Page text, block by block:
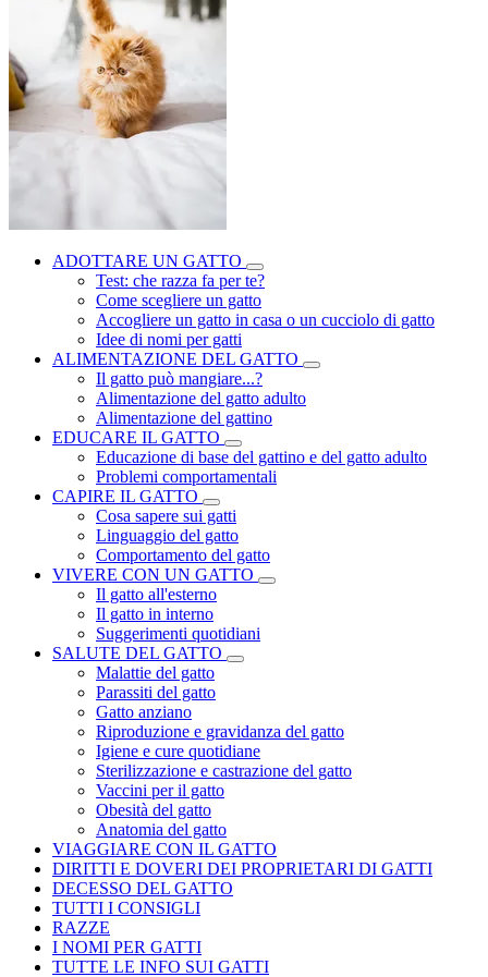
ADOTTARE UN GATTO
Test: che razza fa per te?
Come scegliere un gatto
Accogliere un gatto in casa o un cucciolo di gatto
Idee di nomi per gatti
ALIMENTAZIONE DEL GATTO
Il gatto può mangiare...?
Alimentazione del gatto adulto
Alimentazione del gattino
EDUCARE IL GATTO
Educazione di base del gattino e del gatto adulto
Problemi comportamentali
CAPIRE IL GATTO
Cosa sapere sui gatti
Linguaggio del gatto
Comportamento del gatto
VIVERE CON UN GATTO
Il gatto all'esterno
Il gatto in interno
Suggerimenti quotidiani
SALUTE DEL GATTO
Malattie del gatto
Parassiti del gatto
Gatto anziano
Riproduzione e gravidanza del gatto
Igiene e cure quotidiane
Sterilizzazione e castrazione del gatto
Vaccini per il gatto
Obesità del gatto
Anatomia del gatto
VIAGGIARE CON IL GATTO
DIRITTI E DOVERI DEI PROPRIETARI DI GATTI
DECESSO DEL GATTO
TUTTI I CONSIGLI
RAZZE
I NOMI PER GATTI
TUTTE LE INFO SUI GATTI